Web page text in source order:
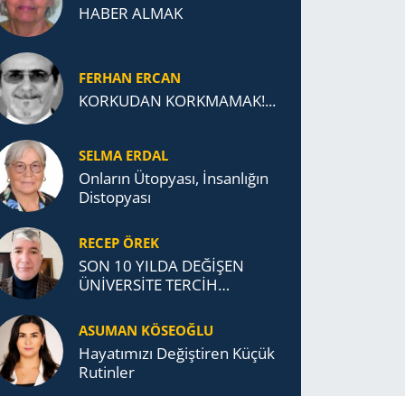
HABER ALMAK
FERHAN ERCAN
KORKUDAN KORKMAMAK!...
SELMA ERDAL
Onların Ütopyası, İnsanlığın
Distopyası
RECEP ÖREK
SON 10 YILDA DEĞİŞEN
ÜNİVERSİTE TERCİH
ASUMAN KÖSEOĞLU
Ha­ya­tı­mı­zı De­ğiş­ti­ren Küçük
Ru­tin­ler